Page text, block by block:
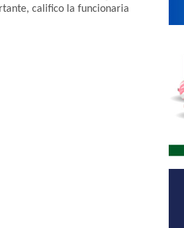
califico la funcionaria